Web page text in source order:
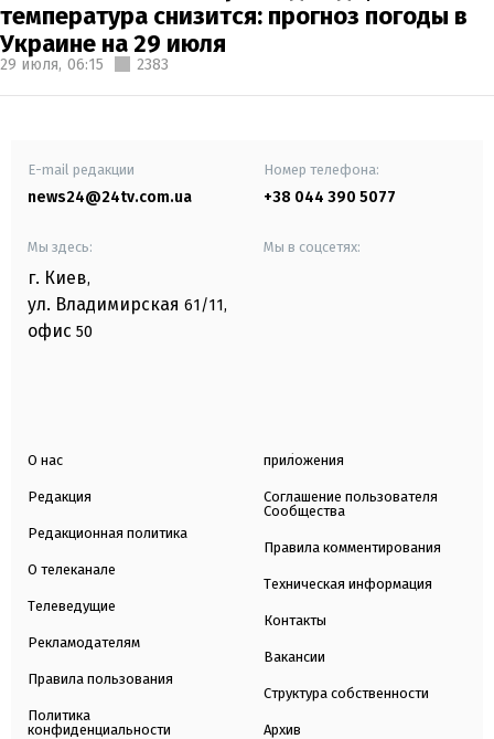
температура снизится: прогноз погоды в
Украине на 29 июля
29 июля, 06:15 2383
E-mail редакции
news24@24tv.com.ua
Номер телефона:
+38 044 390 5077
Мы здесь:
г. Киев,
ул. Владимирская 61/11,
офис 50
Мы в соцсетях:
О нас
Редакция
Редакционная политика
О телеканале
Телеведущие
Рекламодателям
Правила пользования
Политика
конфиденциальности
приложения
Соглашение пользователя
Сообщества
Правила комментирования
Техническая информация
Контакты
Вакансии
Структура собственности
Архив